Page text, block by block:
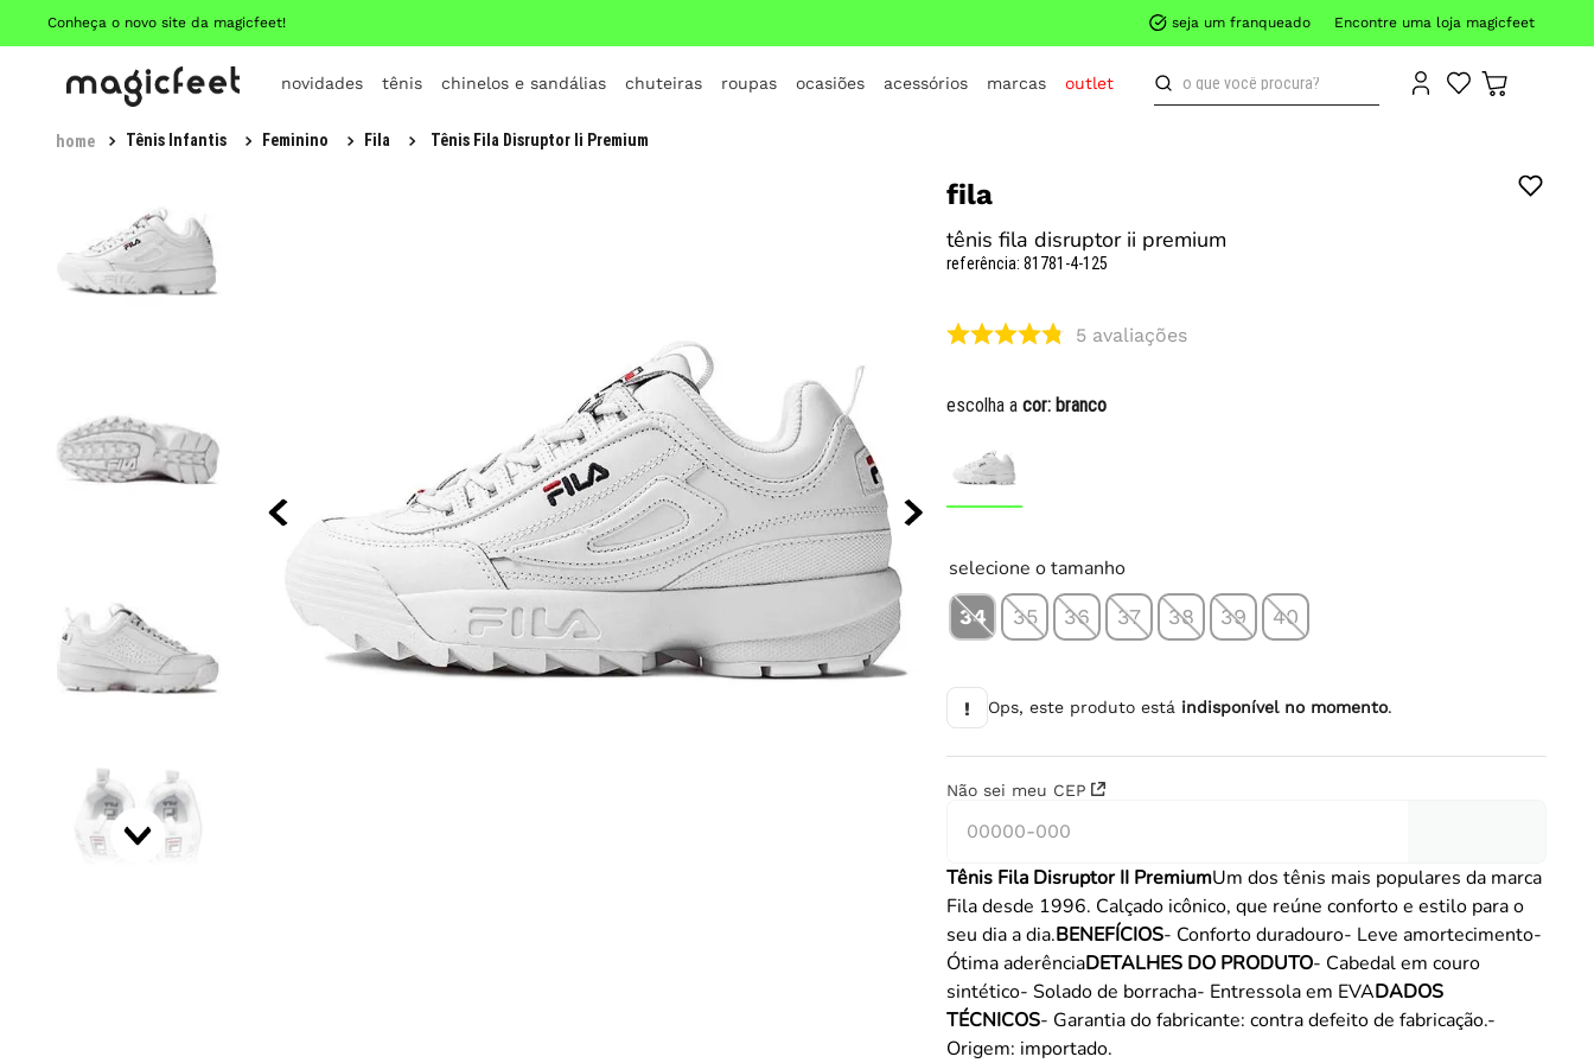
Conheça o novo site da magicfeet! seja um franqueado Encontre uma loja magicfeet
novidades tênis chinelos e sandálias chuteiras roupas ocasiões acessórios marcas outlet
o que você procura?
Tênis Infantis Feminino Fila Tênis Fila Disruptor Ii Premium
fila
tênis fila disruptor ii premium
referência:81781-4-125
5 avaliações
escolha acor: branco
selecione o tamanho
34 35 36 37 38 39 40
! Ops, este produto está indisponível no momento.
Não sei meu CEP
Tênis Fila Disruptor II PremiumUm dos tênis mais populares da marca
Fila desde 1996. Calçado icônico, que reúne conforto e estilo para o
seu dia a dia.BENEFÍCIOS- Conforto duradouro- Leve amortecimento-
Ótima aderênciaDETALHES DO PRODUTO- Cabedal em couro
sintético- Solado de borracha- Entressola em EVADADOS
TÉCNICOS- Garantia do fabricante: contra defeito de fabricação.-
Origem: importado.
TERMOS MAIS BUSCADOS
º
croc
7º
all star
vans
9º
new balance
10º chuteira